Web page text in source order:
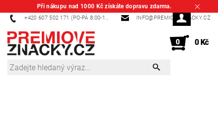
Při nákupu nad 1000 Kč získáte dopravu zdarma.
+420 607 502 171 (PO-PÁ 8:00-14:00) INFO@PREMIOVEZNACKY.CZ
0 0 Kč